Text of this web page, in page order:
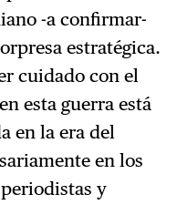
-a confirmar-
estratégica.
cuidado con el
esta guerra está
en la era del
en los
y